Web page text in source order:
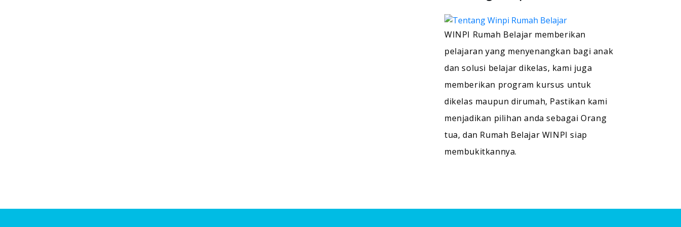
WINPI Rumah Belajar memberikan
pelajaran yang menyenangkan bagi anak
dan solusi belajar dikelas, kami juga
memberikan program kursus untuk
dikelas maupun dirumah, Pastikan kami
menjadikan pilihan anda sebagai Orang
tua, dan Rumah Belajar WINPI siap
membukitkannya.